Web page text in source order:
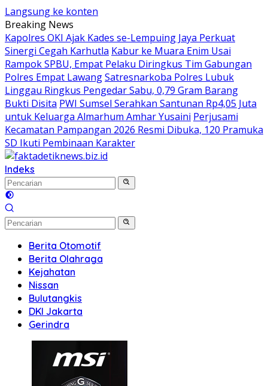
Langsung ke konten
Breaking News
Kapolres OKI Ajak Kades se-Lempuing Jaya Perkuat
Sinergi Cegah Karhutla Kabur ke Muara Enim Usai
Rampok SPBU, Empat Pelaku Diringkus Tim Gabungan
Polres Empat LawangSatresnarkoba Polres Lubuk
Linggau Ringkus Pengedar Sabu, 0,79 Gram Barang
Bukti Disita PWI Sumsel Serahkan Santunan Rp4,05 Juta
untuk Keluarga Almarhum Amhar Yusaini Perjusami
Kecamatan Pampangan 2026 Resmi Dibuka, 120 Pramuka
SD Ikuti Pembinaan Karakter
Indeks
Berita Otomotif
Berita Olahraga
Kejahatan
Nissan
Bulutangkis
DKI Jakarta
Gerindra